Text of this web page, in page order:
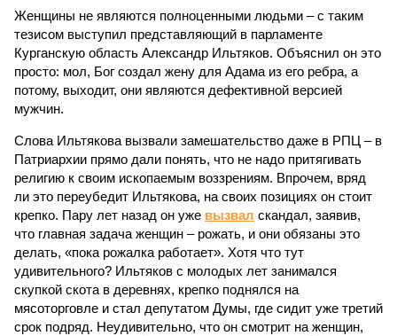
Женщины не являются полноценными людьми – с таким
тезисом выступил представляющий в парламенте
Курганскую область Александр Ильтяков. Объяснил он это
просто: мол, Бог создал жену для Адама из его ребра, а
потому, выходит, они являются дефективной версией
мужчин.
Слова Ильтякова вызвали замешательство даже в РПЦ – в
Патриархии прямо дали понять, что не надо притягивать
религию к своим ископаемым воззрениям. Впрочем, вряд
ли это переубедит Ильтякова, на своих позициях он стоит
крепко. Пару лет назад он уже вызвал скандал, заявив,
что главная задача женщин – рожать, и они обязаны это
делать, «пока рожалка работает». Хотя что тут
удивительного? Ильтяков с молодых лет занимался
скупкой скота в деревнях, крепко поднялся на
мясоторговле и стал депутатом Думы, где сидит уже третий
срок подряд. Неудивительно, что он смотрит на женщин,